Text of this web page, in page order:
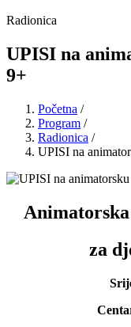
Radionica
UPISI na
9+
Početna /
Program /
Radionica /
UPISI na
za